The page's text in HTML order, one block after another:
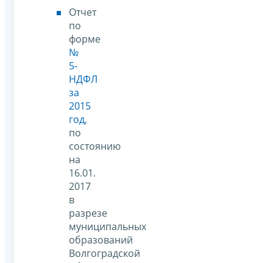
Отчет
по
форме
№
5-
НДФЛ
за
2015
год,
по
состоянию
на
16.01.
2017
в
разрезе
муниципальных
образований
Волгоградской